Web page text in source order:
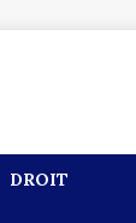
DROIT